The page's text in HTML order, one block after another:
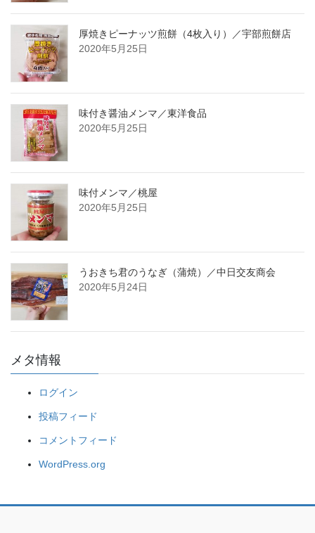
厚焼きピーナッツ煎餅（4枚入り）／宇部煎餅店
2020年5月25日
味付き醤油メンマ／東洋食品
2020年5月25日
味付メンマ／桃屋
2020年5月25日
うおきち君のうなぎ（蒲焼）／中日交友商会
2020年5月24日
メタ情報
ログイン
投稿フィード
コメントフィード
WordPress.org